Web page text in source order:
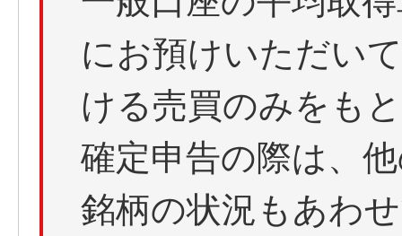
にお預けいただい
ける売買のみをも
確定申告の際は、
銘柄の状況もあわ